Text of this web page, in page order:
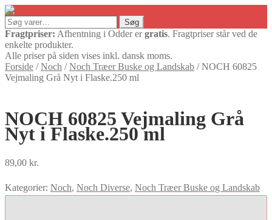
Søg
efter:
Søg
Fragtpriser: Afhentning i Odder ergratis. Fragtpriser står ved de
enkelte produkter.
Alle priser på siden vises inkl. dansk moms.
Forside /Noch /Noch Træer Buske og Landskab /NOCH 60825
Vejmaling Grå Nyt i Flaske.250 ml
NOCH 60825 Vejmaling Grå
Nyt i Flaske.250 ml
89,00 kr.
Kategorier: Noch, Noch Diverse, Noch Træer Buske og Landskab